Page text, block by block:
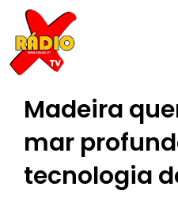
content
Madeira
mar
tecnologia